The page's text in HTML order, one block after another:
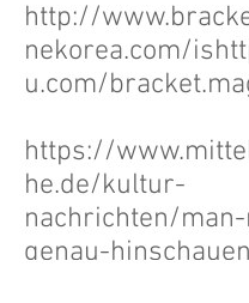
http://
nekorea.com/
u.com/
https://
he.de/kultur-
nachrichten/
genau-